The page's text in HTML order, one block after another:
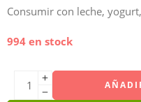
Consumir con leche,
994 en stock